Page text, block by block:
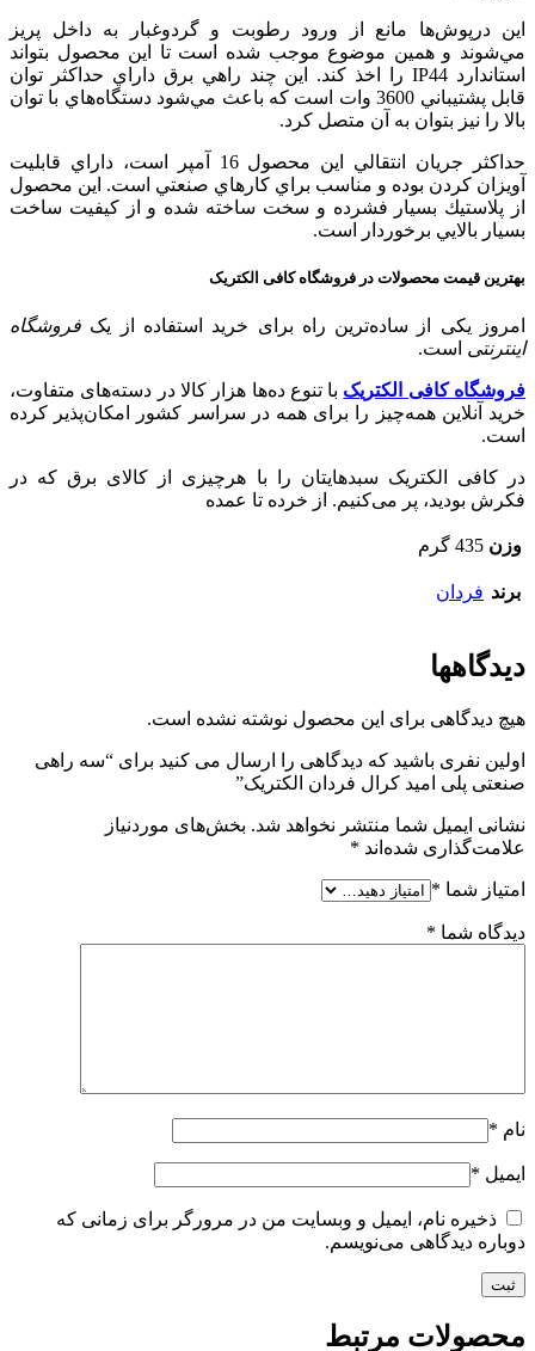
اين درپوش‌ها مانع از ورود رطوبت و گردوغبار به داخل پريز
مي‌شوند و همين موضوع موجب شده است تا اين محصول بتواند
استاندارد IP44 را اخذ كند. اين چند راهي برق داراي حداكثر توان
قابل پشتيباني 3600 وات است كه باعث مي‌شود دستگاه‌هاي با توان
بالا را نيز بتوان به آن متصل كرد.
حداكثر جريان انتقالي اين محصول 16 آمپر است، داراي قابليت
آويزان كردن بوده و مناسب براي كارهاي صنعتي است. اين محصول
از پلاستيك بسيار فشرده و سخت ساخته شده و از كيفيت ساخت
بسيار بالايي برخوردار است.
بهترین قیمت محصولات در فروشگاه کافی الکتریک
امروز یکی از ساده‌ترین راه برای خرید استفاده از یک فروشگاه
اینترنتی است.
فروشگاه کافی الکتریک با تنوع ده‌ها هزار کالا در دسته‌های متفاوت،
خرید آنلاین همه‌چیز را برای همه در سراسر کشور امکان‌پذیر کرده
است.
در کافی الکتریک سبدهایتان را با هرچیزی از کالای برق که در
فکرش بودید، پر می‌کنیم. از خرده تا عمده
وزن 435 گرم
برند فردان
دیدگاهها
هیچ دیدگاهی برای این محصول نوشته نشده است.
اولین نفری باشید که دیدگاهی را ارسال می کنید برای “سه راهی
صنعتی پلی امید کرال فردان الکتریک”
نشانی ایمیل شما منتشر نخواهد شد. بخش‌های موردنیاز
علامت‌گذاری شده‌اند *
امتیاز شما *
دیدگاه شما *
نام *
ایمیل *
ذخیره نام، ایمیل و وبسایت من در مرورگر برای زمانی که
دوباره دیدگاهی می‌نویسم.
محصولات مرتبط